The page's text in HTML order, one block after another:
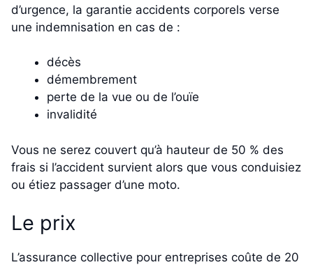
d’urgence, la garantie accidents corporels verse
une indemnisation en cas de :
décès
démembrement
perte de la vue ou de l’ouïe
invalidité
Vous ne serez couvert qu’à hauteur de 50 % des
frais si l’accident survient alors que vous conduisiez
ou étiez passager d’une moto.
Le prix
L’assurance collective pour entreprises coûte de 20